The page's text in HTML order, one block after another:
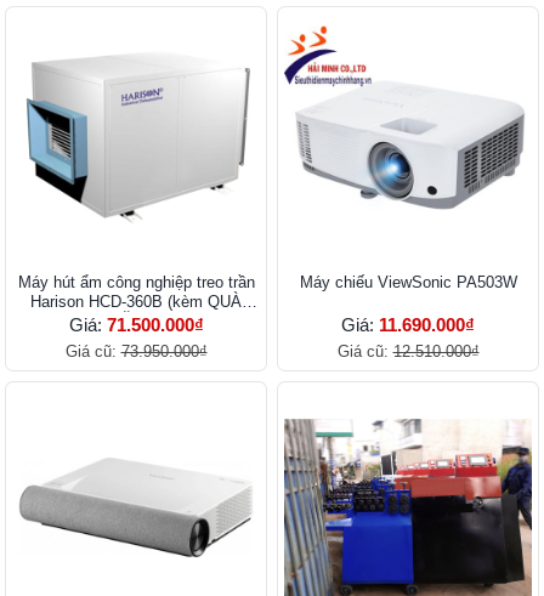
Máy hút ẩm công nghiệp treo trần
Harison HCD-360B (kèm QUÀ
TẶNG)
Giá: 71.500.000₫
Giá cũ:73.950.000₫
Máy chiếu ViewSonic PA503W
Giá: 11.690.000₫
Giá cũ:12.510.000₫